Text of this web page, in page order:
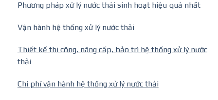
Phương pháp xử lý nước thải sinh hoạt hiệu quả nhất
Vận hành hệ thống xử lý nước thải
Thiết kế thi công, nâng cấp, bảo trì hệ thống xử lý nước
thải
Chi phí vận hành hệ thống xử lý nước thải